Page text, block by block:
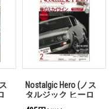
Nostalgic Hero (ノス
タルジック ヒーロ
ー) Vol. 155